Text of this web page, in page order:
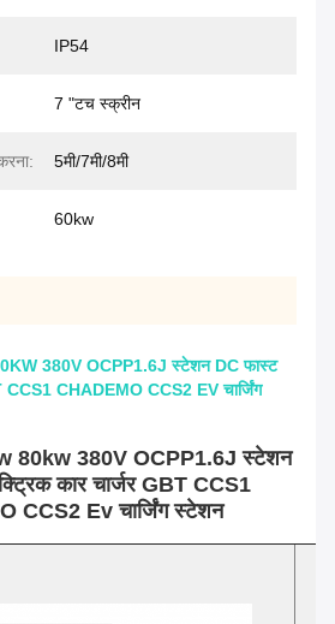
IP54
7 "टच स्क्रीन
5मी/7मी/8मी
60kw
380V OCPP1.6J स्टेशन DC फास्ट
CCS1 CHADEMO CCS2 EV चार्जिंग
80kw 380V OCPP1.6J स्टेशन
कार चार्जर GBT CCS1
CCS2 Ev चार्जिंग स्टेशन